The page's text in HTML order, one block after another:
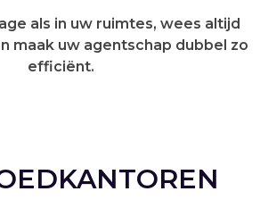
als in uw ruimtes, wees altijd
maak uw agentschap dubbel zo
efficiënt.